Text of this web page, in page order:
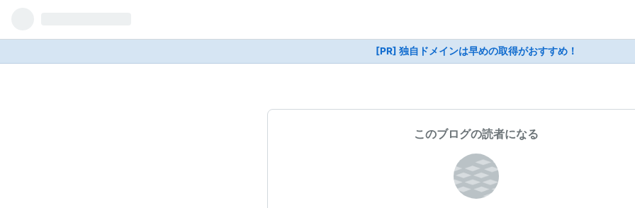
[PR] 独自ドメインは早めの取得がおすすめ！
このブログの読者になる